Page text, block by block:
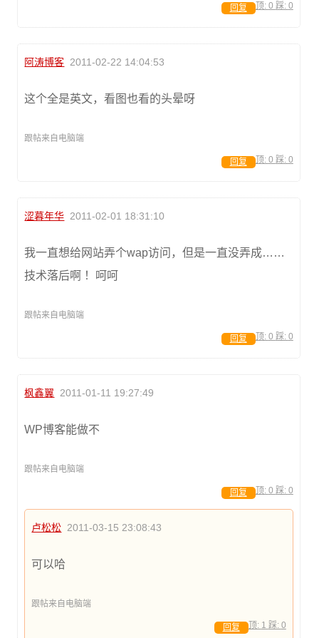
顶: 0 踩: 0
回复
阿涛博客 2011-02-22 14:04:53
这个全是英文，看图也看的头晕呀
跟帖来自电脑端
顶: 0 踩: 0
回复
涩暮年华 2011-02-01 18:31:10
我一直想给网站弄个wap访问，但是一直没弄成……
技术落后啊 ！呵呵
跟帖来自电脑端
顶: 0 踩: 0
回复
枫鑫翼 2011-01-11 19:27:49
WP博客能做不
跟帖来自电脑端
顶: 0 踩: 0
回复
卢松松 2011-03-15 23:08:43
可以哈
跟帖来自电脑端
顶: 1 踩: 0
回复